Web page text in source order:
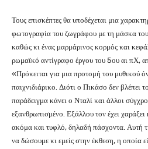
Τους επισκέπτες θα υποδέχεται μια
φωτογραφία του ζωγράφου με τη μάσκα
καθώς κι ένας μαρμάρινος κορμός και
ρωμαϊκό αντίγραφο έργου του 5ου αι πΧ,
«Πρόκειται για μια προτομή του μυθικού
παιχνιδιάρικο. Διότι ο Πικάσο δεν
παράδειγμα κάνει ο Νταλί και άλλοι
εξανθρωπισμένο. Εξάλλου τον έχει χαράξει
ακόμα και τυφλό, δηλαδή πάσχοντα. Αυτή
να δώσουμε κι εμείς στην έκθεση, η οποία